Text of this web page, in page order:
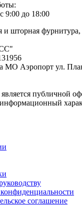
9:00 до 18:00
шторная фурнитура,
МО Аэропорт ул.
публичной
соглашение